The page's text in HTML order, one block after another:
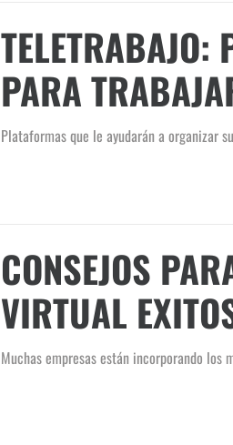
TELETRABAJO:
PARA
Plataformas que le ayudarán a organizar
CONSEJOS
VIRTUAL
Muchas empresas están incorporando